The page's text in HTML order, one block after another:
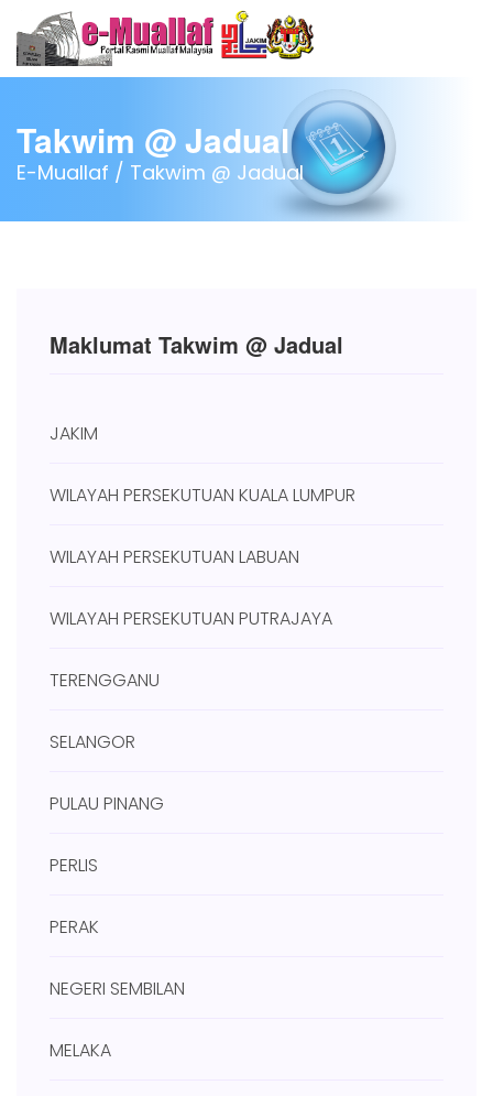
Takwim @ Jadual
E-Muallaf / Takwim @ Jadual
Maklumat Takwim @ Jadual
JAKIM
WILAYAH PERSEKUTUAN KUALA LUMPUR
WILAYAH PERSEKUTUAN LABUAN
WILAYAH PERSEKUTUAN PUTRAJAYA
TERENGGANU
SELANGOR
PULAU PINANG
PERLIS
PERAK
NEGERI SEMBILAN
MELAKA